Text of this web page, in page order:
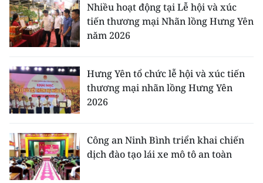
Nhiều hoạt động tại Lễ hội và xúc
tiến thương mại Nhãn lồng Hưng Yên
năm 2026
Hưng Yên tổ chức lễ hội và xúc tiến
thương mại nhãn lồng Hưng Yên
2026
Công an Ninh Bình triển khai chiến
dịch đào tạo lái xe mô tô an toàn